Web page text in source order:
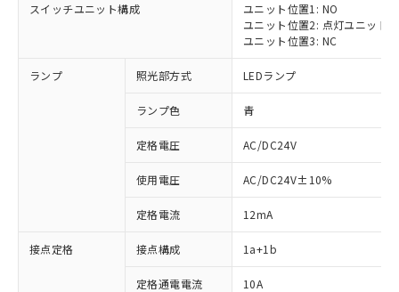
スイッチユニット構成
ユニット位置1: NO
ユニット位置2: 点灯ユニット
ユニット位置3: NC
ランプ 照光部方式 LEDランプ
ランプ色 青
定格電圧 AC/DC24V
使用電圧 AC/DC24V±10%
定格電流 12mA
接点定格 接点構成 1a+1b
定格通電電流 10A